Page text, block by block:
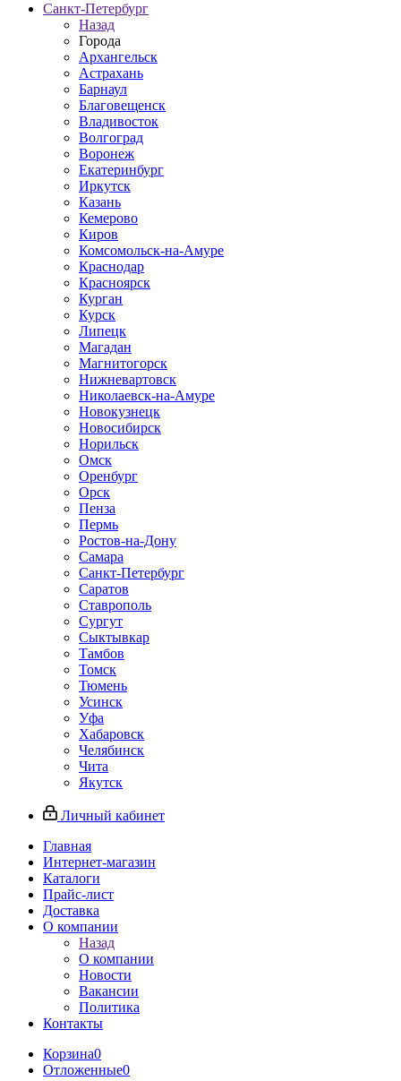
Санкт-Петербург
Назад
Города
Архангельск
Астрахань
Барнаул
Благовещенск
Владивосток
Волгоград
Воронеж
Екатеринбург
Иркутск
Казань
Кемерово
Киров
Комсомольск-на-Амуре
Краснодар
Красноярск
Курган
Курск
Липецк
Магадан
Магнитогорск
Нижневартовск
Николаевск-на-Амуре
Новокузнецк
Новосибирск
Норильск
Омск
Оренбург
Орск
Пенза
Пермь
Ростов-на-Дону
Самара
Санкт-Петербург
Саратов
Ставрополь
Сургут
Сыктывкар
Тамбов
Томск
Тюмень
Усинск
Уфа
Хабаровск
Челябинск
Чита
Якутск
Личный кабинет
Главная
Интернет-магазин
Каталоги
Прайс-лист
Доставка
О компании
Назад
О компании
Новости
Вакансии
Политика
Контакты
Корзина0
Отложенные0